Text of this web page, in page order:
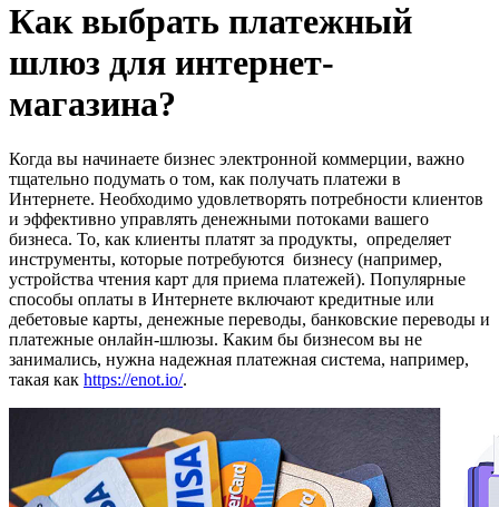
Как выбрать платежный
шлюз для интернет-
магазина?
Когда вы начинаете бизнес электронной коммерции, важно
тщательно подумать о том, как получать платежи в
Интернете. Необходимо удовлетворять потребности клиентов
и эффективно управлять денежными потоками вашего
бизнеса. То, как клиенты платят за продукты, определяет
инструменты, которые потребуются бизнесу (например,
устройства чтения карт для приема платежей). Популярные
способы оплаты в Интернете включают кредитные или
дебетовые карты, денежные переводы, банковские переводы и
платежные онлайн-шлюзы. Каким бы бизнесом вы не
занимались, нужна надежная платежная система, например,
такая как https://enot.io/.